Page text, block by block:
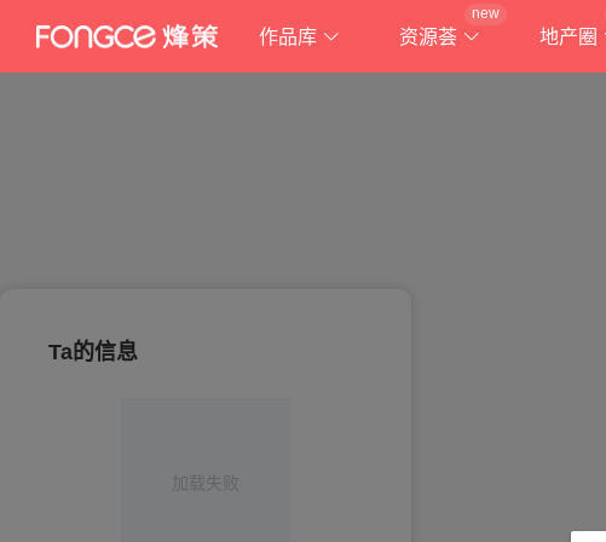
作品库 资源荟
new
地产圈
Ta的信息
加载失败